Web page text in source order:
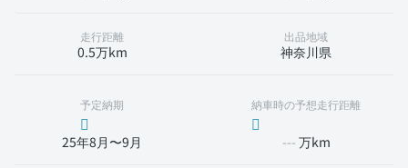
走行距離
0.5万km
出品地域
神奈川県
予定納期
25年8月〜9月
納車時の予想走行距離
--- 万km